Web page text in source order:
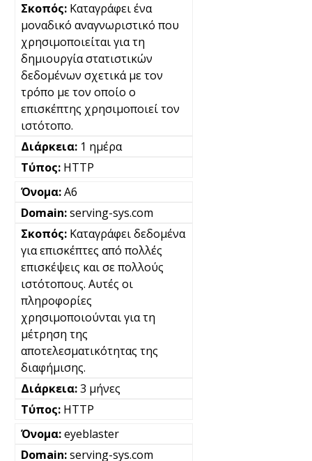
Καταγράφει ένα
μοναδικό αναγνωριστικό που
χρησιμοποιείται για τη
δημιουργία στατιστικών
δεδομένων σχετικά με τον
τρόπο με τον οποίο ο
επισκέπτης χρησιμοποιεί τον
ιστότοπο.
1 ημέρα
HTTP
A6
serving-sys.com
Καταγράφει δεδομένα
για επισκέπτες από πολλές
επισκέψεις και σε πολλούς
ιστότοπους. Αυτές οι
πληροφορίες
χρησιμοποιούνται για τη
μέτρηση της
αποτελεσματικότητας της
διαφήμισης.
3 μήνες
HTTP
eyeblaster
serving-sys.com